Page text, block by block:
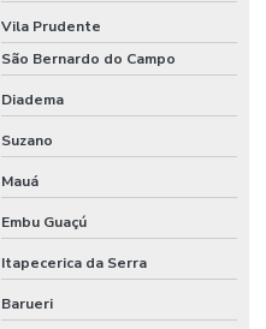
Vila Prudente
São Bernardo do Campo
Diadema
Suzano
Mauá
Embu Guaçú
Itapecerica da Serra
Barueri